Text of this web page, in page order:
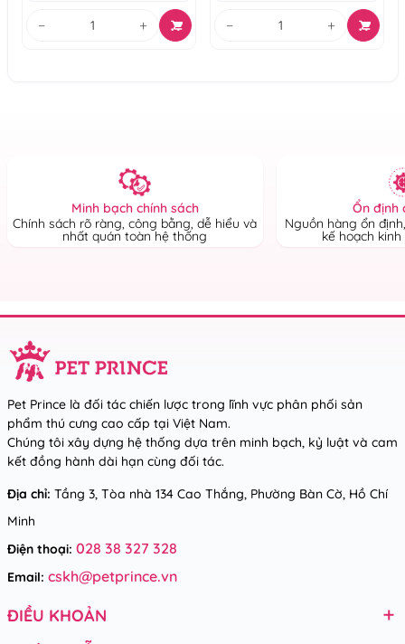
− + − +
Minh bạch chính sách
Chính sách rõ ràng, công bằng, dễ hiểu và
nhất quán toàn hệ thống
Ổn định
Nguồn hàng ổn
kế hoạch
Pet Prince là đối tác chiến lược trong lĩnh vực phân phối sản
phẩm thú cưng cao cấp tại Việt Nam.
Chúng tôi xây dựng hệ thống dựa trên minh bạch, kỷ luật và cam
kết đồng hành dài hạn cùng đối tác.
Địa chỉ: Tầng 3, Tòa nhà 134 Cao Thắng, Phường Bàn Cờ, Hồ Chí
Minh
Điện thoại: 028 38 327 328
Email: cskh@petprince.vn
ĐIỀU KHOẢN